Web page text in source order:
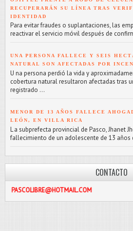
RECUPERARÁN SU LÍNEA TRAS
IDENTIDAD
Para evitar fraudes o suplantaciones, las
reactivar el servicio móvil después de
UNA PERSONA FALLECE Y SEIS
NATURAL SON AFECTADAS POR
U na persona perdió la vida y
cobertura natural resultaron afectadas tras
registrado ...
MENOR DE 13 AÑOS FALLECE
LEÓN, EN VILLA RICA
L a subprefecta provincial de Pasco, Jhanet
fallecimiento de un adolescente de 13 años
CONTACTO